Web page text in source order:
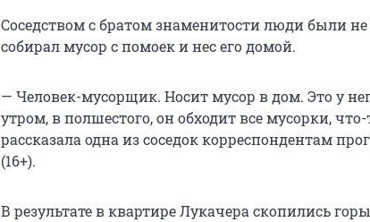
Соседством с братом знаменитости люди были
собирал мусор с помоек и нес его домой.
— Человек-мусорщик. Носит мусор в дом. Это у
утром, в полшестого, он обходит все мусорки,
рассказала одна из соседок корреспондентам
(16+).
В результате в квартире Лукачера скопились